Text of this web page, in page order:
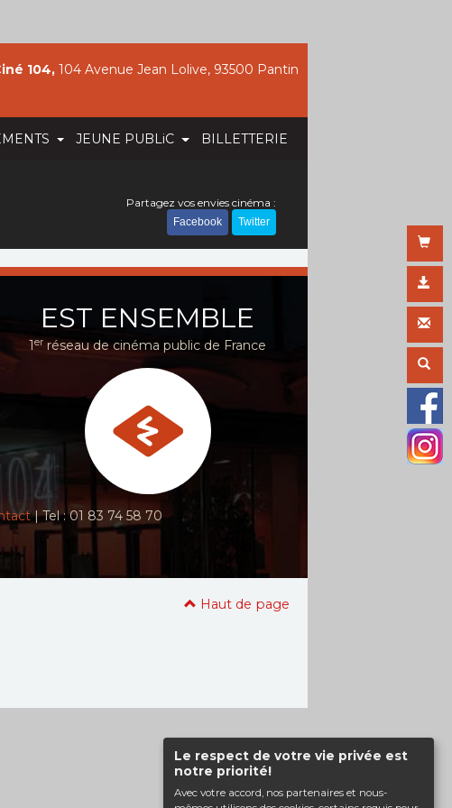
Le respect de votre vie privée est
notre priorité!
Avec votre accord, nos partenaires et nous-
JEUNE PUBLiC BILLETTERIE
104, 104 Avenue Jean Lolive, 93500 Pantin
Partagez vos envies cinéma :
Facebook Twitter
EST ENSEMBLE
1er réseau de cinéma public de France
| Tel : 01 83 74 58 70
Haut de page